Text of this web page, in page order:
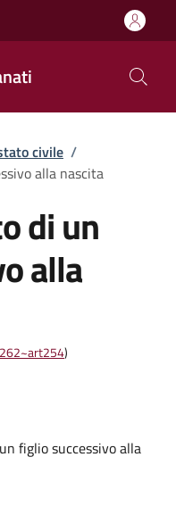
civile /
alla nascita
di un
alla
)
figlio successivo alla